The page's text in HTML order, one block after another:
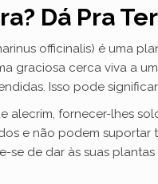
Dá Pra
officinalis) é uma
graciosa cerca viva a
Isso pode
fornecer-lhes
e não podem
de dar às suas